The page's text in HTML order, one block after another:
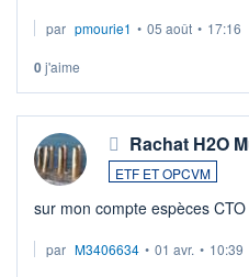
par pmourie1 • 05 août • 17:16
0j'aime
Rachat H2O
ETF ET OPCVM
sur mon compte espèces
par M3406634 • 01 avr. • 10:39